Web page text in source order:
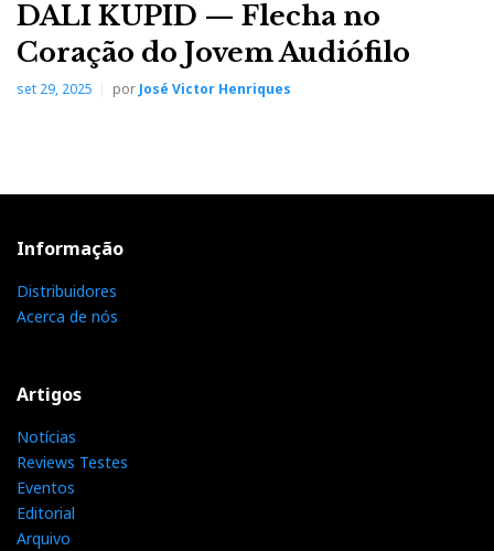
DALI KUPID — Flecha no
Coração do Jovem Audiófilo
set 29, 2025 porJosé Victor Henriques
Informação
Distribuidores
Acerca de nós
Artigos
Notícias
Reviews Testes
Eventos
Editorial
Arquivo